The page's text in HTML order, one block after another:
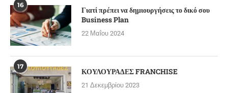
16
Γιατί πρέπει να δημιουργήσεις το δικό σου
Business Plan
22 Μαΐου 2024
17 ΚΟΥΛΟΥΡΑΔΕΣ FRANCHISE
21 Δεκεμβρίου 2023